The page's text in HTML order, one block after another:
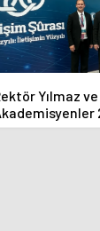
Yılmaz ve